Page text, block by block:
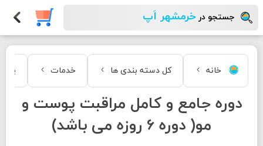
جستجو در خرمشهر اَپ
خانه کل دسته بندی ها خدمات
دوره جامع و کامل مراقبت پوست و
مو( دوره 6 روزه می باشد)